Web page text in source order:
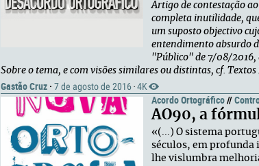
Artigo de contestação
completa inutilidade,
um suposto objectivo
entendimento absurdo
"Público" de 7/08/2016,
Sobre o tema, e com visões similares ou distintas, cf.
Gastão Cruz · 7 de agosto de 2016 · 4K
Acordo Ortográfico//
AO90, a
«(...) O sistema
séculos, em profunda
lhe vislumbra